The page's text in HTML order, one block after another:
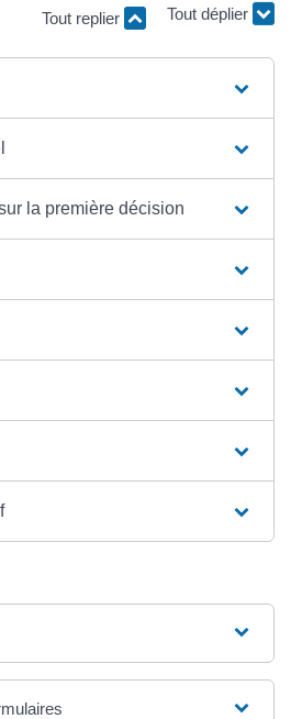
Tout replier Tout déplier
la première décision